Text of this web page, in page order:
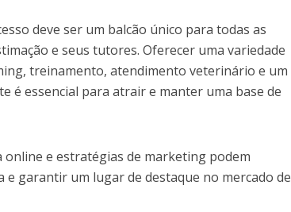
deve ser um balcão único para todas as
e seus tutores. Oferecer uma variedade
treinamento, atendimento veterinário e um
é essencial para atrair e manter uma base de
online e estratégias de marketing podem
e garantir um lugar de destaque no mercado de